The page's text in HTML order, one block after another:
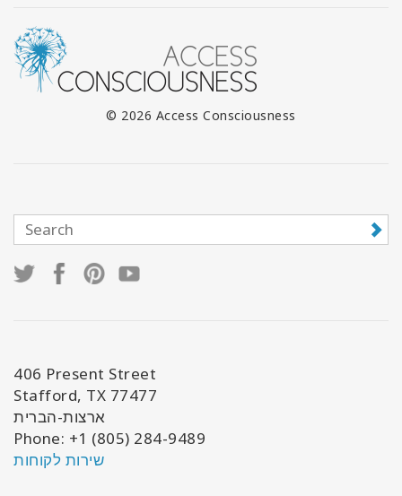
© 2026 Access Consciousness
406 Present Street
Stafford, TX 77477
ארצות-הברית
Phone: +1 (805) 284-9489
שירות לקוחות